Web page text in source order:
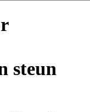
steun